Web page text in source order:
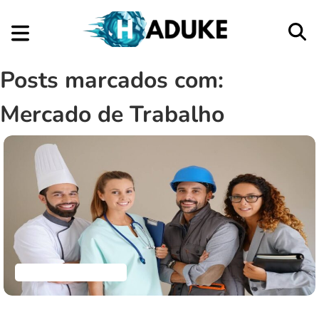
Posts marcados com:
Mercado de Trabalho